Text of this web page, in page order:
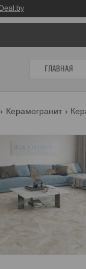
ГЛАВНАЯ
Керамогранит